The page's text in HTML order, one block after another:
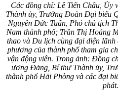
Các đồng chí: Lê Tiến Châu,
Thành ủy, Trưởng Đoàn Đại biểu
Nguyễn Đức Tuấn, Phó chủ tịch
Nam thành phố; Trần Thị Hoàng
thao và Du lịch cùng đại diện lãnh
phương của thành phố tham gia
vận động viên. Trong ảnh: Đồng
ương Đảng, Bí thư Thành ủy,
thành phố Hải Phòng và các đại
phát.